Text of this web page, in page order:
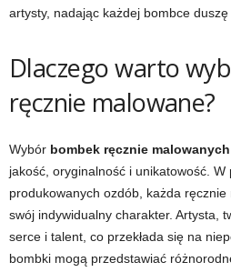
artysty, nadając każdej bombce
Dlaczego warto
ręcznie malowane?
Wybór bombek ręcznie malowanych
jakość, oryginalność i unikatowość.
produkowanych ozdób, każda
swój indywidualny charakter. Artysta,
serce i talent, co przekłada się na
bombki mogą przedstawiać